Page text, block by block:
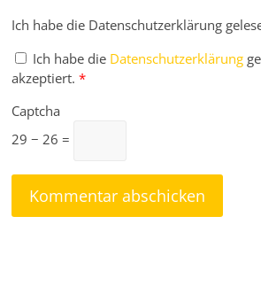
Ich habe die Datenschutzerklärung
Ich habe die Datenschutzerklärung
akzeptiert. *
Captcha
29 − 26 =